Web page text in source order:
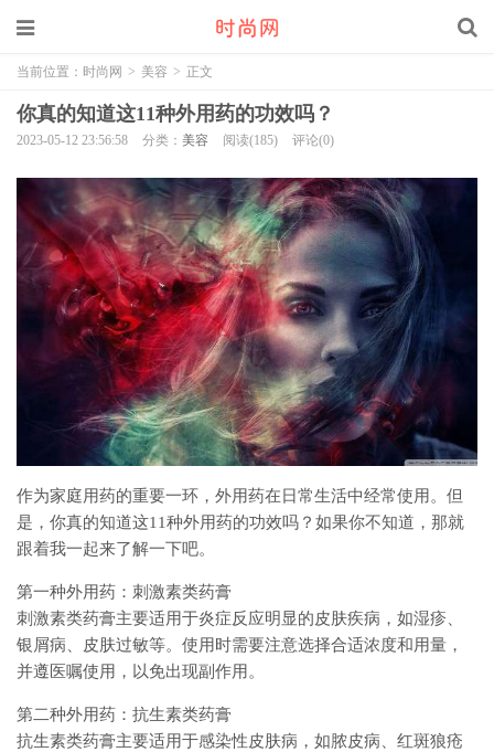
当前位置： 时尚网 > 美容 > 正文
你真的知道这11种外用药的功效吗？
2023-05-12 23:56:58 分类： 美容 阅读(185) 评论(0)
作为家庭用药的重要一环，外用药在日常生活中经常使用。但
是，你真的知道这11种外用药的功效吗？如果你不知道，那就
跟着我一起来了解一下吧。
第一种外用药：刺激素类药膏
刺激素类药膏主要适用于炎症反应明显的皮肤疾病，如湿疹、
银屑病、皮肤过敏等。使用时需要注意选择合适浓度和用量，
并遵医嘱使用，以免出现副作用。
第二种外用药：抗生素类药膏
抗生素类药膏主要适用于感染性皮肤病，如脓皮病、红斑狼疮